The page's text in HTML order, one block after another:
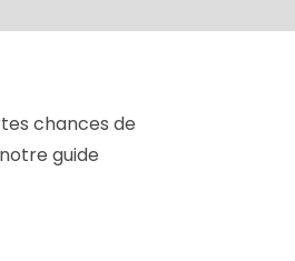
chances de
guide